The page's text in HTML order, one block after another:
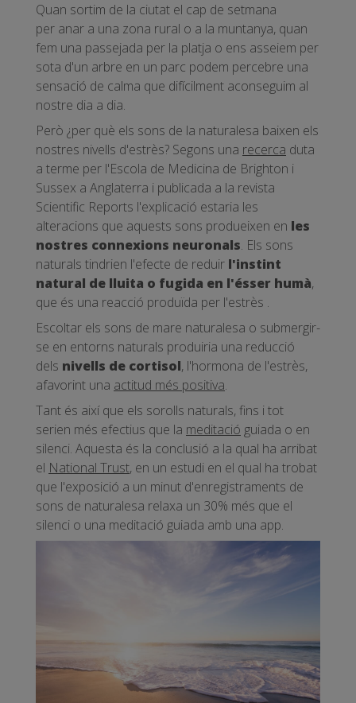
Quan sortim de la ciutat el cap de setmana
per anar a una zona rural o a la muntanya, quan
fem una passejada per la platja o ens asseiem per
sota d'un arbre en un parc podem percebre una
sensació de calma que difícilment aconseguim al
nostre dia a dia.
Però ¿per què els sons de la naturalesa baixen els
nostres nivells d'estrès? Segons una recerca duta
a terme per l'Escola de Medicina de Brighton i
Sussex a Anglaterra i publicada a la revista
Scientific Reports l'explicació estaria les
alteracions que aquests sons produeixen en les
nostres connexions neuronals. Els sons
naturals tindrien l'efecte de reduir l'instint
natural de lluita o fugida en l'ésser humà,
que és una reacció produïda per l'estrès .
Escoltar els sons de mare naturalesa o submergir-
se en entorns naturals produiria una reducció
dels nivells de cortisol, l'hormona de l'estrès,
afavorint una actitud més positiva.
Tant és així que els sorolls naturals, fins i tot
serien més efectius que la meditació guiada o en
silenci. Aquesta és la conclusió a la qual ha arribat
el National Trust, en un estudi en el qual ha trobat
que l'exposició a un minut d'enregistraments de
sons de naturalesa relaxa un 30% més que el
silenci o una meditació guiada amb una app.